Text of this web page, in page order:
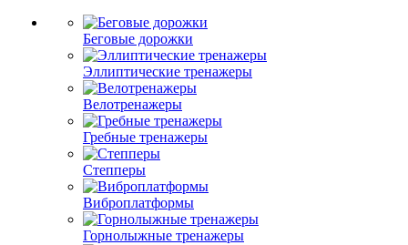
Беговые дорожки
Эллиптические тренажеры
Велотренажеры
Гребные тренажеры
Степперы
Виброплатформы
Горнолыжные тренажеры